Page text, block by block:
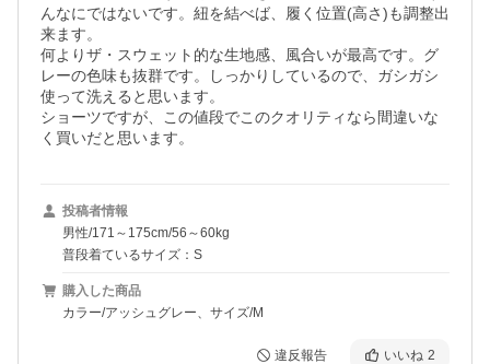
んなにではないです。紐を結べば、履く位置(高さ)も調整出
来ます。
何よりザ・スウェット的な生地感、風合いが最高です。グ
レーの色味も抜群です。しっかりしているので、ガシガシ
使って洗えると思います。
ショーツですが、この値段でこのクオリティなら間違いな
く買いだと思います。
投稿者情報
男性/171～175cm/56～60kg
普段着ているサイズ：S
購入した商品
カラー/アッシュグレー、サイズ/M
違反報告 いいね 2